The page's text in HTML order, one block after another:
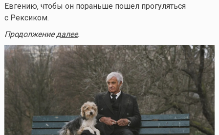
Евгению, чтобы он пораньше пошел прогуляться
с Рексиком.
Продолжениедалее.